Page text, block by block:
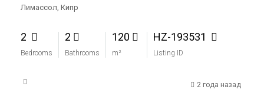
Лимассол, Кипр
2
Bedrooms
2
Bathrooms
120
m²
HZ-193531
Listing ID
2 года назад